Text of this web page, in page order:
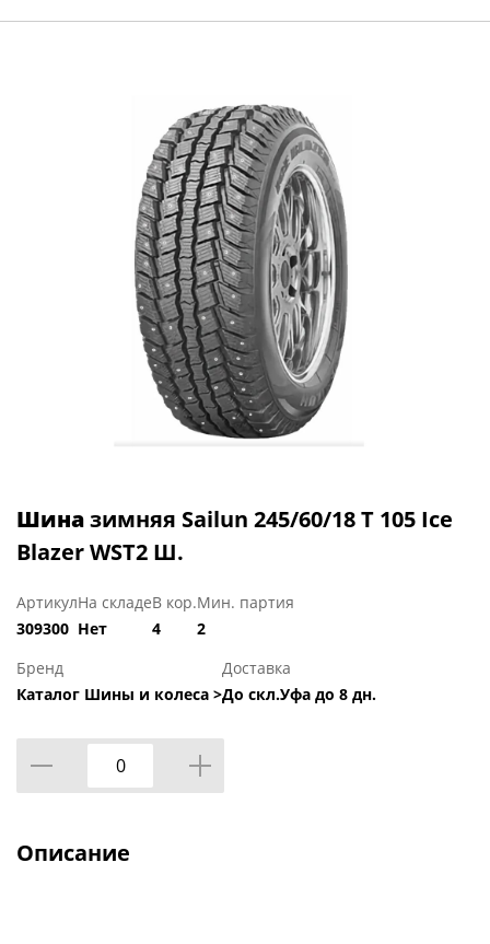
Шиназимняя Sailun 245/60/18 T 105 Ice
Blazer WST2 Ш.
Артикул
309300
На складе
Нет
В кор.
4
Мин. партия
2
Бренд
Каталог Шины и колеса >
Доставка
До скл.Уфа до 8 дн.
Описание